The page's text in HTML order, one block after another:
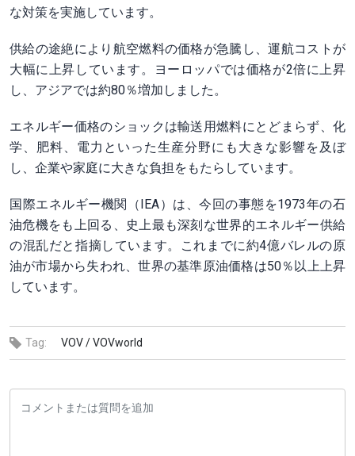
な対策を実施しています。
供給の途絶により航空燃料の価格が急騰し、運航コストが
大幅に上昇しています。ヨーロッパでは価格が2倍に上昇
し、アジアでは約80％増加しました。
エネルギー価格のショックは輸送用燃料にとどまらず、化
学、肥料、電力といった生産分野にも大きな影響を及ぼ
し、企業や家庭に大きな負担をもたらしています。
国際エネルギー機関（IEA）は、今回の事態を1973年の石
油危機をも上回る、史上最も深刻な世界的エネルギー供給
の混乱だと指摘しています。これまでに約4億バレルの原
油が市場から失われ、世界の基準原油価格は50％以上上昇
しています。
Tag: VOV /VOVworld